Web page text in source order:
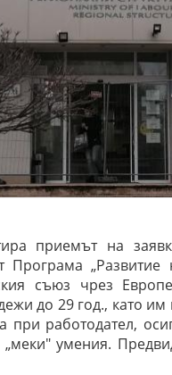
приемът на
съюз чрез
до 29 год., като им
работодател,
умения.